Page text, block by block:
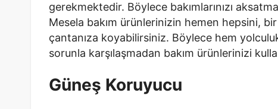
gerekmektedir. Böylece bakımlarınızı
Mesela bakım ürünlerinizin hemen hepsini,
çantanıza koyabilirsiniz. Böylece hem
sorunla karşılaşmadan bakım ürünlerinizi
Güneş Koruyucu